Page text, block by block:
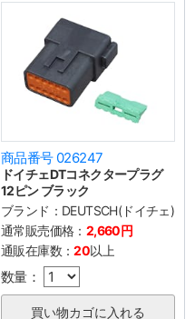
商品番号 026247
ドイチェDTコネクタープラグ
12ピン ブラック
ブランド： DEUTSCH(ドイチェ)
通常販売価格： 2,660円
通販在庫数：20以上
数量：